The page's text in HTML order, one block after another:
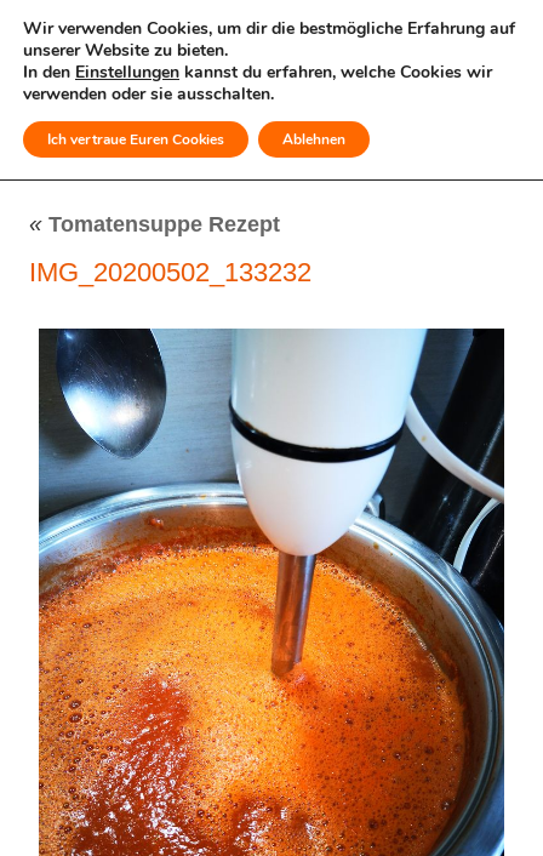
MENÜ
« Tomatensuppe Rezept
IMG_20200502_133232
Wir verwenden Cookies, um dir die bestmögliche Erfahrung auf
unserer Website zu bieten.
In den Einstellungen kannst du erfahren, welche Cookies wir
verwenden oder sie ausschalten.
Ich vertraue Euren Cookies Ablehnen